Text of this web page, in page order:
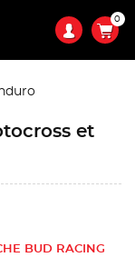
0
et
BUD RACING